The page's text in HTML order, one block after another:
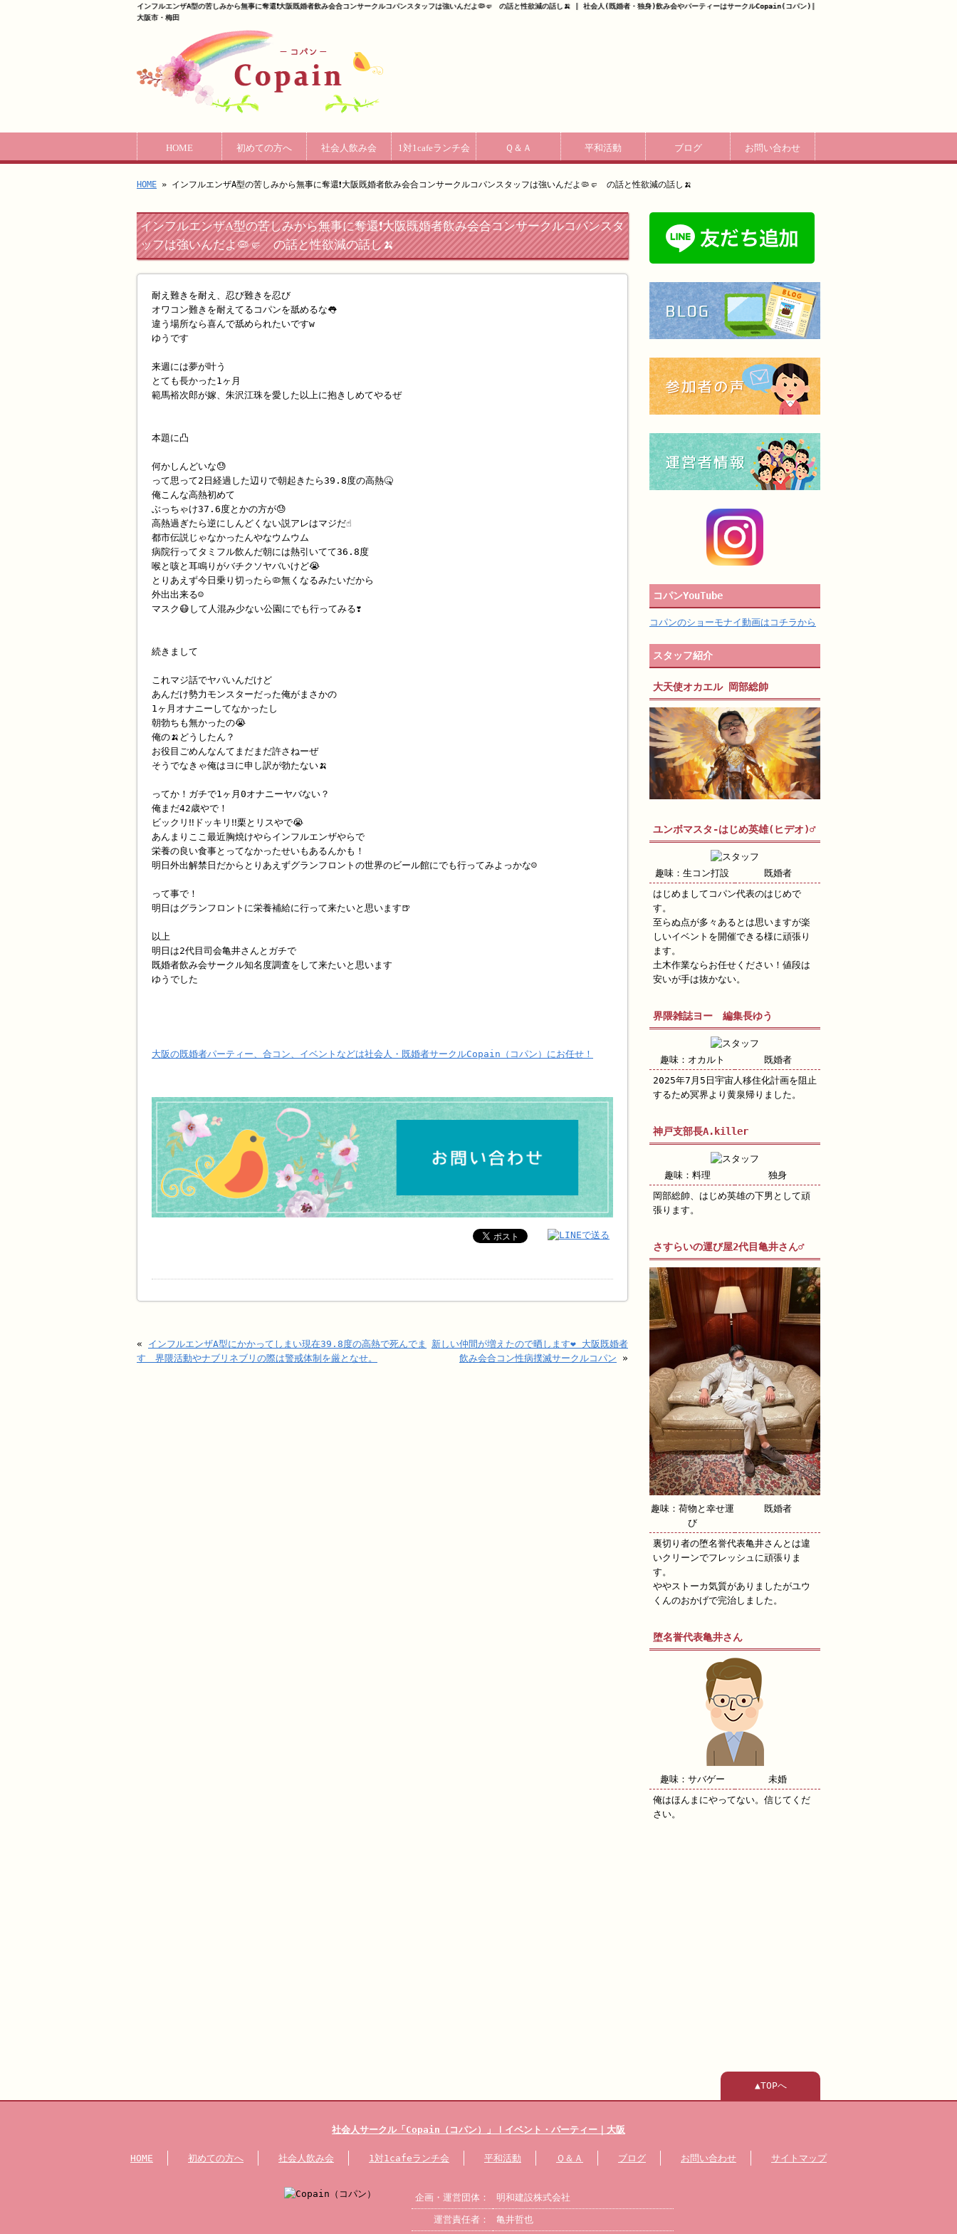
インフルエンザA型の苦しみから無事に奪還❗️大阪既婚者飲み会合コンサークルコパンスタッフは強いんだよ🦠🤛 の話と性欲減の話し🍌 | 社会人(既婚者・独身)飲み会やパーティーはサークルCopain(コパン)|
大阪市・梅田
HOME 初めての方へ 社会人飲み会 1対1cafeランチ会 Ｑ＆Ａ 平和活動 ブログ お問い合わせ
HOME » インフルエンザA型の苦しみから無事に奪還❗️大阪既婚者飲み会合コンサークルコパンスタッフは強いんだよ🦠🤛 の話と性欲減の話し🍌
インフルエンザA型の苦しみから無事に奪還❗️大阪既婚者飲み会合コンサークルコパンスタ
ッフは強いんだよ🦠🤛 の話と性欲減の話し🍌
耐え難きを耐え、忍び難きを忍び
オワコン難きを耐えてるコパンを舐めるな👅
違う場所なら喜んで舐められたいですw
ゆうです
来週には夢が叶う
とても長かった1ヶ月
範馬裕次郎が嫁、朱沢江珠を愛した以上に抱きしめてやるぜ
本題に凸
何かしんどいな😓
って思って2日経過した辺りで朝起きたら39.8度の高熱🤒
俺こんな高熱初めて
ぶっちゃけ37.6度とかの方が😓
高熱過ぎたら逆にしんどくない説アレはマジだ☝️
都市伝説じゃなかったんやなウムウム
病院行ってタミフル飲んだ朝には熱引いてて36.8度
喉と咳と耳鳴りがバチクソヤバいけど😭
とりあえず今日乗り切ったら🦠無くなるみたいだから
外出出来る☺️
マスク😷して人混み少ない公園にでも行ってみる❣️
続きまして
これマジ話でヤバいんだけど
あんだけ勢力モンスターだった俺がまさかの
1ヶ月オナニーしてなかったし
朝勃ちも無かったの😭
俺の🍌どうしたん？
お役目ごめんなんてまだまだ許さねーぜ
そうでなきゃ俺はヨに申し訳が勃たない🍌
ってか！ガチで1ヶ月0オナニーヤバない？
俺まだ42歳やで！
ビックリ‼️ドッキリ‼️栗とリスやで😭
あんまりここ最近胸焼けやらインフルエンザやらで
栄養の良い食事とってなかったせいもあるんかも！
明日外出解禁日だからとりあえずグランフロントの世界のビール館にでも行ってみよっかな☺️
って事で！
明日はグランフロントに栄養補給に行って来たいと思います🍺
以上
明日は2代目司会亀井さんとガチで
既婚者飲み会サークル知名度調査をして来たいと思います
ゆうでした
大阪の既婚者パーティー、合コン、イベントなどは社会人・既婚者サークルCopain（コパン）にお任せ！
« インフルエンザA型にかかってしまい現在39.8度の高熱で死んでま
す 界隈活動やナブリネブリの際は警戒体制を厳となせ。
新しい仲間が増えたので晒します❤️ 大阪既婚者
飲み会合コン性病撲滅サークルコパン »
コパンYouTube
コパンのショーモナイ動画はコチラから
スタッフ紹介
大天使オカエル 岡部総帥
ユンボマスタ-はじめ英雄(ヒデオ)♂
趣味：生コン打設
既婚者
はじめましてコパン代表のはじめで
す。
至らぬ点が多々あるとは思いますが楽
しいイベントを開催できる様に頑張り
ます。
土木作業ならお任せください！値段は
安いが手は抜かない。
界隈雑誌ヨー 編集長ゆう
趣味：オカルト
既婚者
2025年7月5日宇宙人移住化計画を阻止
するため冥界より黄泉帰りました。
神戸支部長A.killer
趣味：料理
独身
岡部総帥、はじめ英雄の下男として頑
張ります。
さすらいの運び屋2代目亀井さん♂
趣味：荷物と幸せ運
び
既婚者
裏切り者の堕名誉代表亀井さんとは違
いクリーンでフレッシュに頑張りま
す。
ややストーカ気質がありましたがユウ
くんのおかげで完治しました。
堕名誉代表亀井さん
趣味：サバゲー
未婚
俺はほんまにやってない。信じてくだ
さい。
▲TOPへ
社会人サークル「Copain（コパン）」 ｌイベント・パーティー ｜大阪
HOME 初めての方へ 社会人飲み会 1対1cafeランチ会 平和活動 Ｑ＆Ａ ブログ お問い合わせ サイトマップ
企画・運営団体： 明和建設株式会社
運営責任者： 亀井哲也